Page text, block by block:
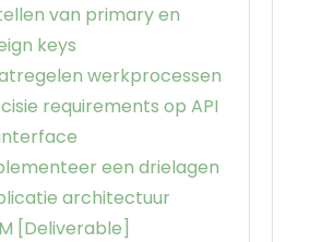
van primary en
keys
werkprocessen
requirements op API
een drielagen
architectuur
[Deliverable]